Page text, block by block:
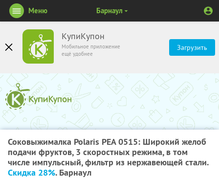
КупиКупон
Мобильное приложение
ещё удобнее
Загрузить
Меню Барнаул
Соковыжималка Polaris PEA 0515: Широкий желоб
подачи фруктов, 3 скоростных режима, в том
числе импульсный, фильтр из нержавеющей стали.
Скидка 28%. Барнаул